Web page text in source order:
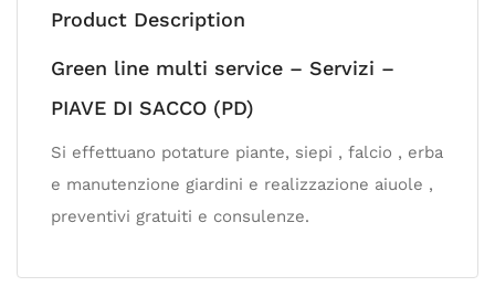
Product Description
Green line multi service – Servizi –
PIAVE DI SACCO (PD)
Si effettuano potature piante, siepi , falcio , erba
e manutenzione giardini e realizzazione aiuole ,
preventivi gratuiti e consulenze.